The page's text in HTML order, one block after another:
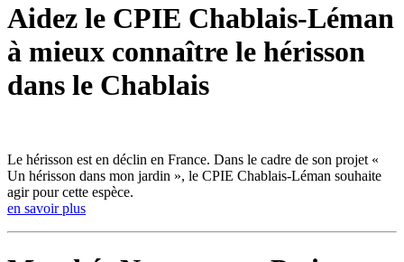
Aidez le CPIE Chablais-Léman
à mieux connaître le hérisson
dans le Chablais
Le hérisson est en déclin en France. Dans le cadre de son projet «
Un hérisson dans mon jardin », le CPIE Chablais-Léman souhaite
agir pour cette espèce.
en savoir plus